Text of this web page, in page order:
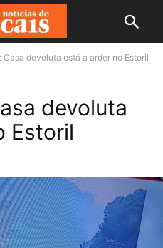
Casa devoluta está a arder no Estoril
devoluta
Estoril